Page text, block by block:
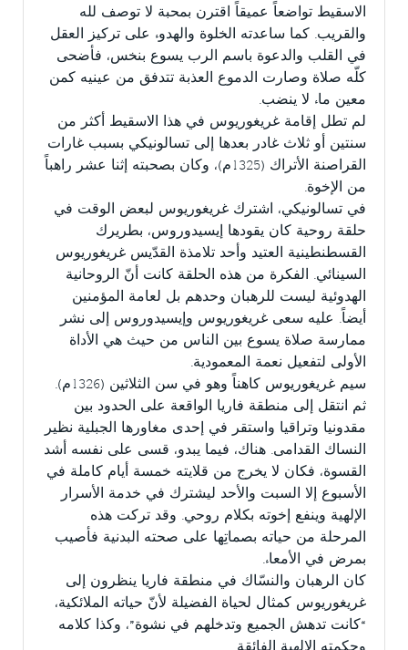
الاسقيط تواضعاً عميقاً اقترن بمحبة لا توصف لله
والقريب. كما ساعدته الخلوة والهدوء على تركيز العقل
في القلب والدعوة باسم الرب يسوع بنخس، فأضحى
كلّه صلاة وصارت الدموع العذبة تتدفق من عينيه كمن
معين ماء لا ينضب.
لم تطل إقامة غريغوريوس في هذا الاسقيط أكثر من
سنتين أو ثلاث غادر بعدها إلى تسالونيكي بسبب غارات
القراصنة الأتراك (1325م)، وكان بصحبته إثنا عشر راهباً
من الإخوة.
في تسالونيكي، اشترك غريغوريوس لبعض الوقت في
حلقة روحية كان يقودها إيسيدوروس، بطريرك
القسطنطينية العتيد وأحد تلامذة القدّيس غريغوريوس
السينائي. الفكرة من هذه الحلقة كانت أنّ الروحانية
الهدوئية ليست للرهبان وحدهم بل لعامة المؤمنين
أيضاً. عليه سعى غريغوريوس وإيسيدوروس إلى نشر
ممارسة صلاة يسوع بين الناس من حيث هي الأداة
الأولى لتفعيل نعمة المعمودية.
سيم غريغوريوس كاهناً وهو في سن الثلاثين (1326م).
ثم انتقل إلى منطقة فاريا الواقعة على الحدود بين
مقدونيا وتراقيا واستقر في إحدى مغاورها الجبلية نظير
النساك القدامى. هناك، فيما يبدو، قسى على نفسه أشد
القسوة، فكان لا يخرج من قلايته خمسة أيام كاملة في
الأسبوع إلا السبت والأحد ليشترك في خدمة الأسرار
الإلهية وينفع إخوته بكلام روحي. وقد تركت هذه
المرحلة من حياته بصماتِها على صحته البدنية فأصيب
بمرض في الأمعاء.
كان الرهبان والنسّاك في منطقة فاريا ينظرون إلى
غريغوريوس كمثال لحياة الفضيلة لأنّ حياته الملائكية،
“كانت تدهش الجميع وتدخلهم في نشوة”، وكذا كلامه